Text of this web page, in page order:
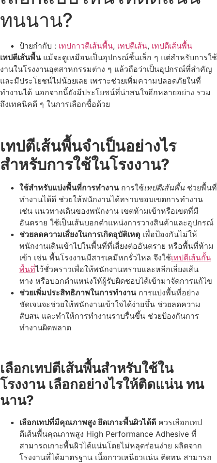
ทนนาน?
ป้ายกำกับ : เทปกาวตีเส้นพื้น, เทปตีเส้น, เทปตีเส้นพื้น
เทปตีเส้นพื้นแม้จะดูเหมือนเป็นอุปกรณ์ชิ้นเล็ก ๆ แต่สำหรับการใช้
งานในโรงงานอุตสาหกรรมต่าง ๆ แล้วถือว่าเป็นอุปกรณ์ที่สำคัญ
และมีประโยชน์ไม่น้อยเลย เพราะช่วยเพิ่มความปลอดภัยในที่
ทำงานได้ นอกจากนี้ยังมีประโยชน์ที่น่าสนใจอีกหลายอย่าง รวม
ถึงเทคนิคดี ๆ ในการเลือกซื้อด้วย
เทปตีเส้นพื้นจำเป็นอย่างไร
สำหรับการใช้ในโรงงาน?
ใช้สำหรับแบ่งพื้นที่การทำงานการใช้เทปตีเส้นพื้น ช่วยพื้นที่
ทำงานได้ดี ช่วยให้พนักงานได้ทราบขอบเขตการทำงาน
เช่น แนวทางเดินของพนักงาน เขตห้ามเข้าหรือเขตที่มี
อันตราย ใช้เป็นเส้นบอกตำแหน่งการวางสินค้าและอุปกรณ์
ช่วยลดความเสี่ยงในการเกิดอุบัติเหตุ เพื่อป้องกันไม่ให้
พนักงานเดินเข้าไปในพื้นที่ที่เสี่ยงต่ออันตราย หรือพื้นที่ห้าม
เข้า เช่น พื้นโรงงานมีสารเคมีหกรั่วไหล จึงใช้เทปตีเส้นกั้น
พื้นที่ไว้ชั่วคราวเพื่อให้พนักงานทราบและหลีกเลี่ยงเส้น
ทาง หรือบอกตำแหน่งให้ผู้รับผิดชอบได้เข้ามาจัดการแก้ไข
ช่วยเพิ่มประสิทธิภาพในการทำงานการแบ่งพื้นที่อย่าง
ชัดเจนจะช่วยให้พนักงานเข้าใจได้ง่ายขึ้น ช่วยลดความ
สับสน และทำให้การทำงานราบรื่นขึ้น ช่วยป้องกันการ
ทำงานผิดพลาด
เลือกเทปตีเส้นพื้นสำหรับใช้ใน
โรงงาน เลือกอย่างไรให้ติดแน่น ทน
นาน?
เลือกเทปที่มีคุณภาพสูง ยึดเกาะพื้นผิวได้ดี ควรเลือกเทป
ตีเส้นพื้นคุณภาพสูง High Performance Adhesive ที่
สามารถเกาะพื้นผิวได้แน่นโดยไม่หลุดร่อนง่าย ผลิตจาก
โรงงานที่ได้มาตรฐาน เนื้อกาวเหนียวแน่น ติดทน สามารถ